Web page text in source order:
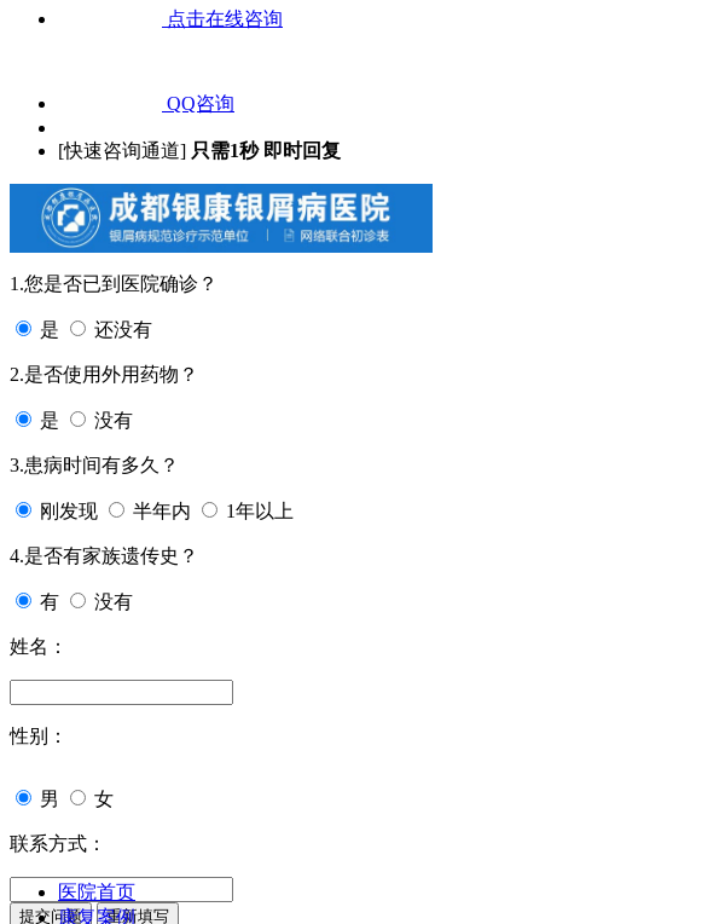
点击在线咨询
QQ咨询
[快速咨询通道] 只需1秒 即时回复
1.您是否已到医院确诊？
是 还没有
2.是否使用外用药物？
是 没有
3.患病时间有多久？
刚发现 半年内 1年以上
4.是否有家族遗传史？
有 没有
姓名：
性别：
男 女
联系方式：
医院首页
康复案例